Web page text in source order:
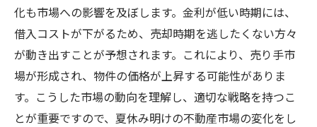
化も市場への影響を及ぼします。金利が低い時期には、
借入コストが下がるため、売却時期を逃したくない方々
が動き出すことが予想されます。これにより、売り手市
場が形成され、物件の価格が上昇する可能性がありま
す。こうした市場の動向を理解し、適切な戦略を持つこ
とが重要ですので、夏休み明けの不動産市場の変化をし